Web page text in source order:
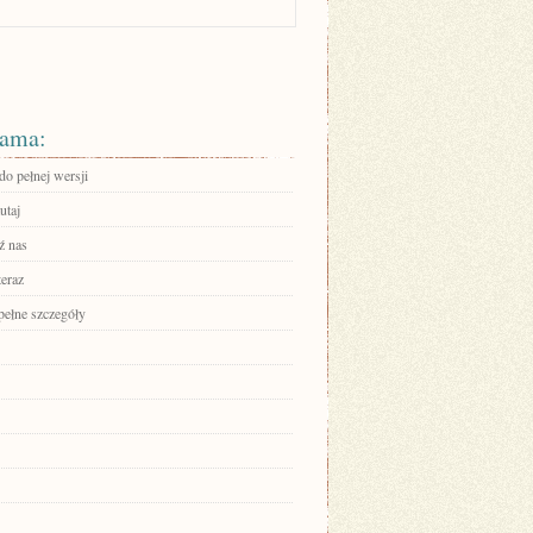
pełnej wersji
nas
szczegóły